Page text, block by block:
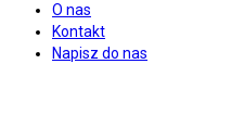
O nas
Kontakt
Napisz do nas